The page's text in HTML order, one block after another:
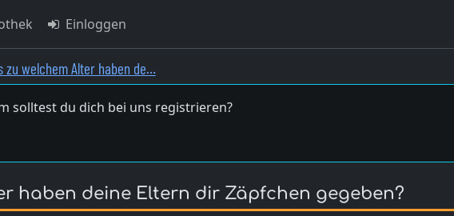
Einloggen
zu welchem Alter haben de…
solltest du dich bei uns registrieren?
haben deine Eltern dir Zäpfchen gegeben?